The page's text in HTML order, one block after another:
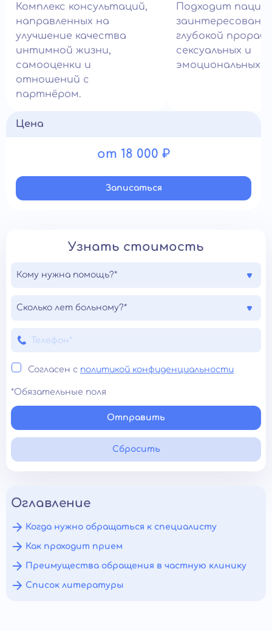
Комплекс консультаций,
направленных на
улучшение качества
интимной жизни,
самооценки и
отношений с
партнёром.
Подходит
глубокой
сексуальных и
эмоциональных
Цена
от 18 000 ₽
Записатьcя
Узнать стоимость
Кому нужна помощь?*
Сколько лет больному?*
Согласен с политикой конфиденциальности
*Обязательные поля
Отправить
Сбросить
Оглавление
Когда нужно обращаться к специалисту
Как проходит прием
Преимущества обращения в частную клинику
Список литературы